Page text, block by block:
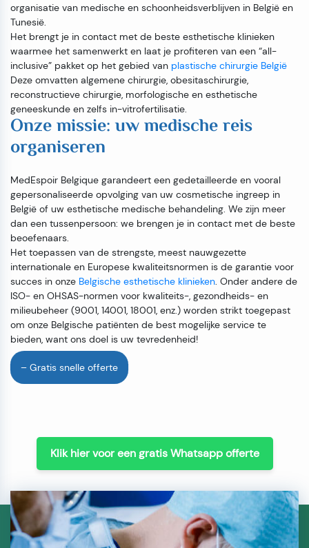
organisatie van medische en schoonheidsverblijven in België en
Tunesië.
Het brengt je in contact met de beste esthetische klinieken
waarmee het samenwerkt en laat je profiteren van een “all-
inclusive” pakket op het gebied van plastische chirurgie België
Deze omvatten algemene chirurgie, obesitaschirurgie,
reconstructieve chirurgie, morfologische en esthetische
geneeskunde en zelfs in-vitrofertilisatie.
Onze missie: uw medische reis
organiseren
MedEspoir Belgique garandeert een gedetailleerde en vooral
gepersonaliseerde opvolging van uw cosmetische ingreep in
België of uw esthetische medische behandeling. We zijn meer
dan een tussenpersoon: we brengen je in contact met de beste
beoefenaars.
Het toepassen van de strengste, meest nauwgezette
internationale en Europese kwaliteitsnormen is de garantie voor
succes in onze Belgische esthetische klinieken . Onder andere de
ISO- en OHSAS-normen voor kwaliteits-, gezondheids- en
milieubeheer (9001, 14001, 18001, enz.) worden strikt toegepast
om onze Belgische patiënten de best mogelijke service te
bieden, want ons doel is uw tevredenheid!
– Gratis snelle offerte
Klik hier voor een gratis Whatsapp offerte